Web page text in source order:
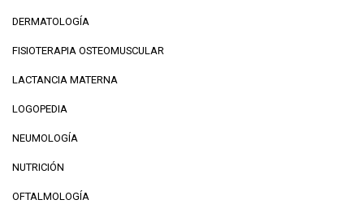
DERMATOLOGÍA
FISIOTERAPIA OSTEOMUSCULAR
LACTANCIA MATERNA
LOGOPEDIA
NEUMOLOGÍA
NUTRICIÓN
OFTALMOLOGÍA